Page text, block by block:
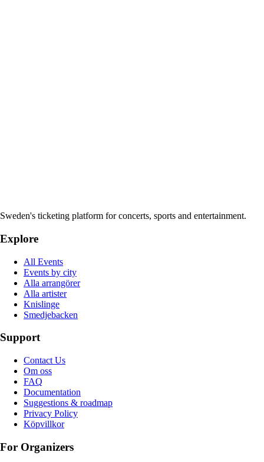
Sweden's ticketing platform for concerts, sports and entertainment.
Explore
All Events
Events by city
Alla arrangörer
Alla artister
Knislinge
Smedjebacken
Support
Contact Us
Om oss
FAQ
Documentation
Suggestions & roadmap
Privacy Policy
Köpvillkor
For Organizers